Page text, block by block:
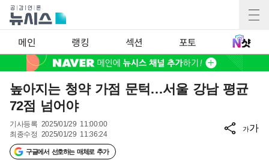
메인 랭킹 섹션 포토
높아지는 청약 가점 문턱…서울 강남 평균
72점 넘어야
기사등록 2025/01/29 11:00:00
최종수정 2025/01/29 11:36:24
구글에서 선호하는 매체로 추가
가가